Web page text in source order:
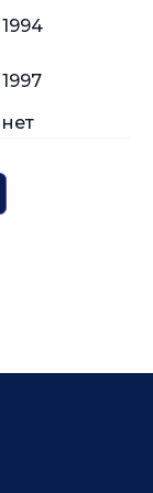
1994
1997
нет